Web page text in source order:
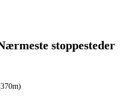
stoppesteder
370m)